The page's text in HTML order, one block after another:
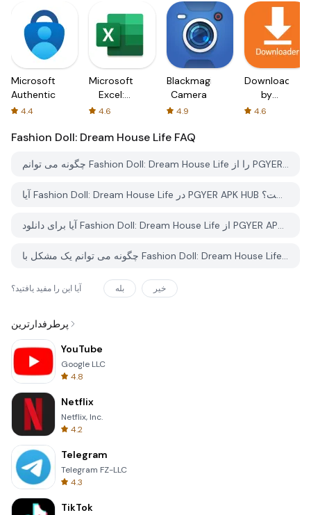
Microsoft
Authenticator
4.4
Microsoft
Excel:
Spreadsheets
4.6
Blackmagic
Camera
4.9
Downloader
by
AFTVnews
4.6
Fashion Doll: Dream House Life FAQ
چگونه می توانم Fashion Doll: Dream House Life را از PGYER APK HUB دانلود کنم؟
آیا Fashion Doll: Dream House Life در PGYER APK HUB رایگان برای دانلود است؟
آیا برای دانلود Fashion Doll: Dream House Life از PGYER APK HUB نیاز به حساب کاربری دارم؟
چگونه می توانم یک مشکل با Fashion Doll: Dream House Life در PGYER APK HUB گزارش دهم؟
آیا این را مفید یافتید؟ بله خیر
پرطرفدارترین
YouTube
Google LLC
4.8
Netflix
Netflix, Inc.
4.2
Telegram
Telegram FZ-LLC
4.3
TikTok